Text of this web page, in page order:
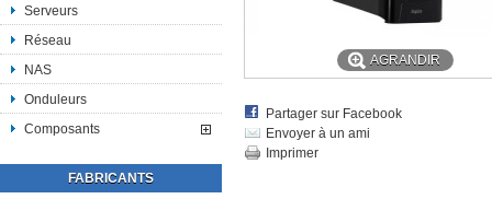
Serveurs
Réseau
NAS
Onduleurs
Composants
FABRICANTS
AGRANDIR
Partager sur Facebook
Envoyer à un ami
Imprimer